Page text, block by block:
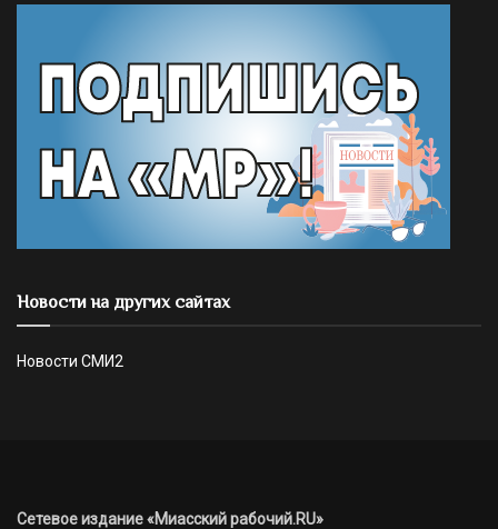
Новости на других сайтах
Новости СМИ2
Сетевое издание «Миасский рабочий.RU»